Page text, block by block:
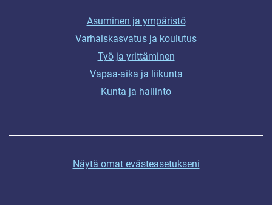
Asuminen ja ympäristö
Varhaiskasvatus ja koulutus
Työ ja yrittäminen
Vapaa-aika ja liikunta
Kunta ja hallinto
Näytä omat evästeasetukseni